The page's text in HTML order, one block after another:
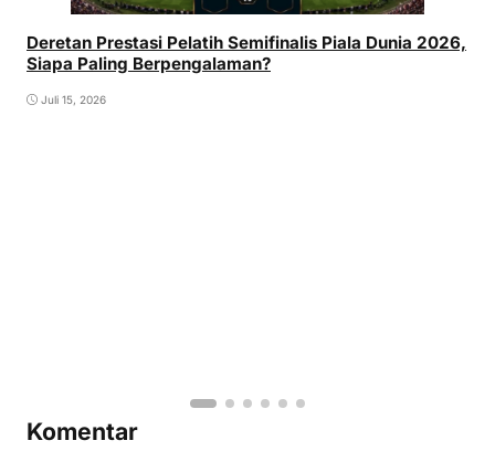
Deretan Prestasi Pelatih Semifinalis Piala Dunia 2026,
Siapa Paling Berpengalaman?
Juli 15, 2026
Komentar